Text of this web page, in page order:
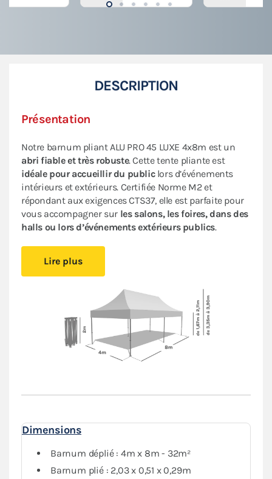
DESCRIPTION
Présentation
Notre barnum pliant ALU PRO 45 LUXE 4x8m est un
abri fiable et très robuste. Cette tente pliante est
idéale pour accueillir du publiclors d’événements
intérieurs et extérieurs. Certifiée Norme M2 et
répondant aux exigences CTS37, elle est parfaite pour
vous accompagner sur les salons, les foires, dans des
halls ou lors d’événements extérieurs publics.
facilement dans votre véhicule. Le
sans outilvous offre un véritable confort de
Installez-vous rapidement où vous le souhaitez et
protégez-vous des aléas de la météo.
Le toit et les murs de cebarnum 4x8msont en
polyester avec enduction PVC de 380 g/m². Le toit est
renforcé aux angles et sur les coutures, et la bâche
L'armature hexagonale en aluminium assure solidité
Lepack Côtés, composé de 4 murs pleins et 2 murs
avec porte, vous garantit une protection optimale
contre les intempéries.
Lire plus
Dimensions
Barnum déplié : 4m x 8m - 32m²
Barnum plié : 2,03 x 0,51 x 0,29m